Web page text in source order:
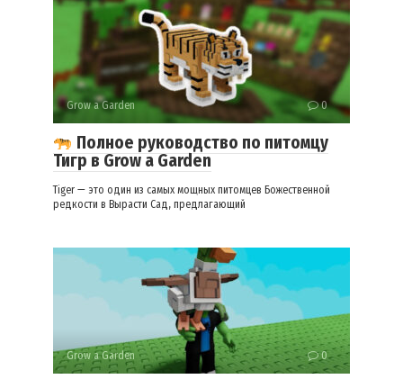
Grow a Garden 0
Полное руководство по питомцу
Тигр в Grow a Garden
Tiger — это один из самых мощных питомцев Божественной
редкости в Вырасти Сад, предлагающий
Grow a Garden 0